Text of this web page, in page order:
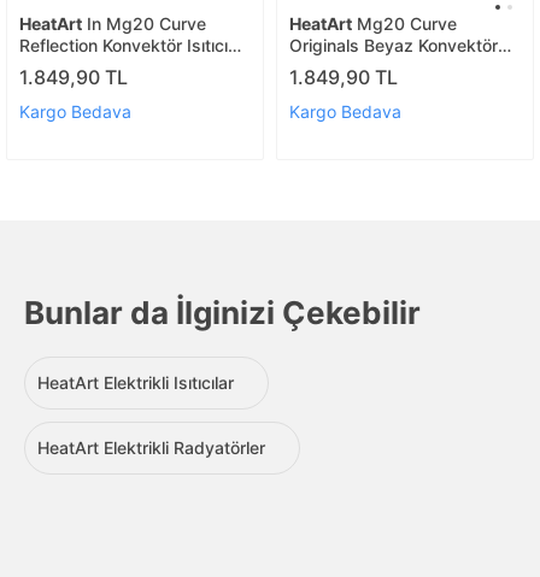
HeatArt In Mg20 Curve
Reflection Konvektör Isıtıcı
2000w
1.849,90 TL
Kargo Bedava
HeatArt Mg20 Curve
Originals Beyaz Konvektör
Isıtıcı
1.849,90 TL
Kargo Bedava
Bunlar da İlginizi Çekebilir
HeatArt Elektrikli Isıtıcılar
HeatArt Elektrikli Radyatörler